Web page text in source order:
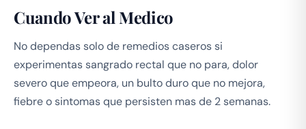
Cuando Ver al Medico
No dependas solo de remedios caseros si
experimentas sangrado rectal que no para, dolor
severo que empeora, un bulto duro que no mejora,
fiebre o sintomas que persisten mas de 2 semanas.